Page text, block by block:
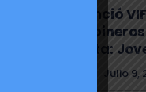
Denunció
muerta:
Julio 9,